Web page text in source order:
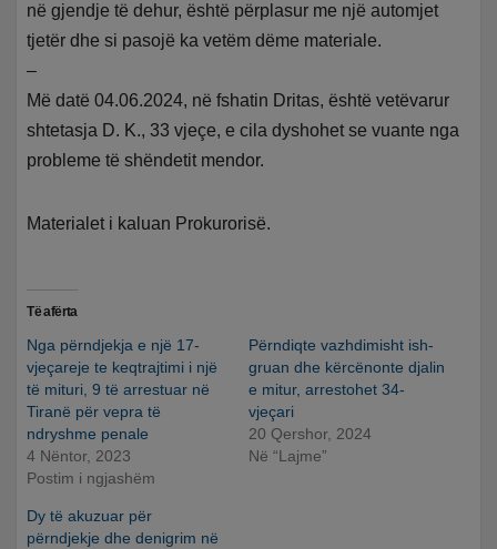
në gjendje të dehur, është përplasur me një automjet
tjetër dhe si pasojë ka vetëm dëme materiale.
–
Më datë 04.06.2024, në fshatin Dritas, është vetëvarur
shtetasja D. K., 33 vjeçe, e cila dyshohet se vuante nga
probleme të shëndetit mendor.
Materialet i kaluan Prokurorisë.
Të afërta
Nga përndjekja e një 17-
vjeçareje te keqtrajtimi i një
të mituri, 9 të arrestuar në
Tiranë për vepra të
ndryshme penale
4 Nëntor, 2023
Postim i ngjashëm
Përndiqte vazhdimisht ish-
gruan dhe kërcënonte djalin
e mitur, arrestohet 34-
vjeçari
20 Qershor, 2024
Në “Lajme”
Dy të akuzuar për
përndjekje dhe denigrim në